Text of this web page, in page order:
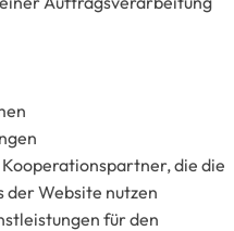
die die
der Website nutzen
für den